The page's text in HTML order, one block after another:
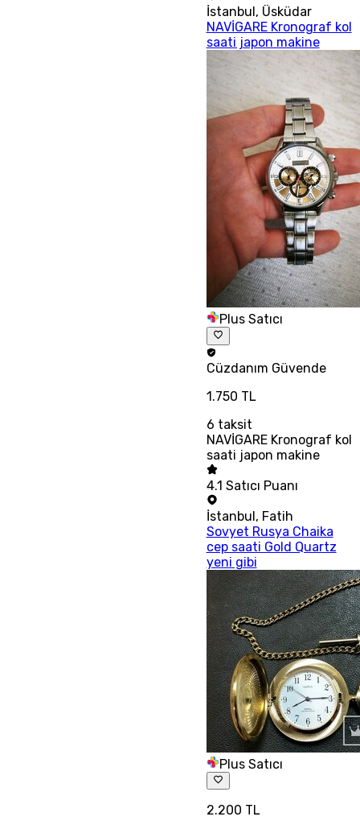
İstanbul , Üsküdar
NAVİGARE Kronograf kol
saati japon makine
Plus Satıcı
Cüzdanım Güvende
1.750 TL
6 taksit
NAVİGARE Kronograf kol
saati japon makine
4.1 Satıcı Puanı
İstanbul, Fatih
Sovyet Rusya Chaika
cep saati Gold Quartz
yeni gibi
Plus Satıcı
2.200 TL